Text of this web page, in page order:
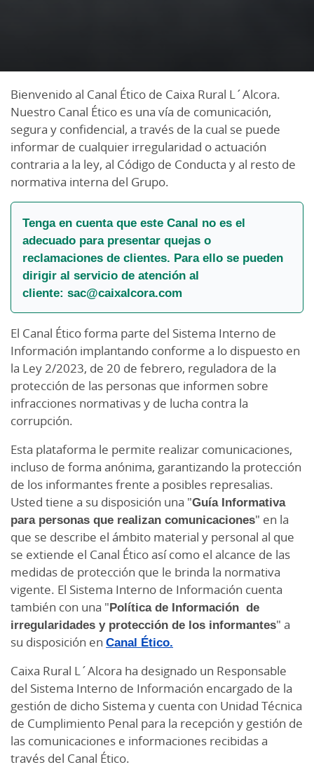
Bienvenido al Canal Ético de Caixa Rural L´Alcora.
Nuestro Canal Ético es una vía de comunicación,
segura y confidencial, a través de la cual se puede
informar de cualquier irregularidad o actuación
contraria a la ley, al Código de Conducta y al resto de
normativa interna del Grupo.
Tenga en cuenta que este Canal no es el
adecuado para presentar quejas o
reclamaciones de clientes. Para ello se pueden
dirigir al servicio de atención al
cliente: sac@caixalcora.com
El Canal Ético forma parte del Sistema Interno de
Información implantando conforme a lo dispuesto en
la Ley 2/2023, de 20 de febrero, reguladora de la
protección de las personas que informen sobre
infracciones normativas y de lucha contra la
corrupción.
Esta plataforma le permite realizar comunicaciones,
incluso de forma anónima, garantizando la protección
de los informantes frente a posibles represalias.
Usted tiene a su disposición una "Guía Informativa
para personas que realizan comunicaciones" en la
que se describe el ámbito material y personal al que
se extiende el Canal Ético así como el alcance de las
medidas de protección que le brinda la normativa
vigente. El Sistema Interno de Información cuenta
también con una "Política de Información de
irregularidades y protección de los informantes" a
su disposición en Canal Ético.
Caixa Rural L´Alcora ha designado un Responsable
del Sistema Interno de Información encargado de la
gestión de dicho Sistema y cuenta con Unidad Técnica
de Cumplimiento Penal para la recepción y gestión de
las comunicaciones e informaciones recibidas a
través del Canal Ético.